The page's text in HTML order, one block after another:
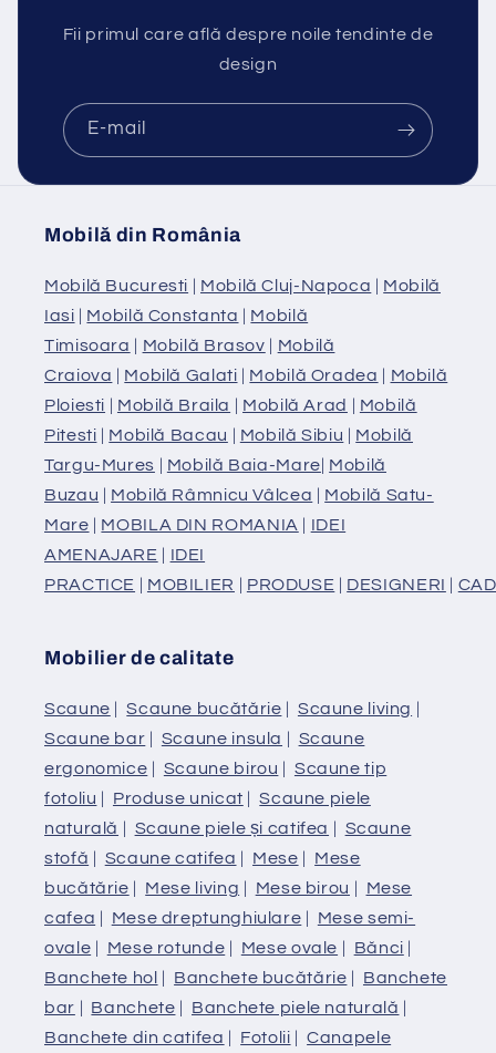
Fii primul care află despre noile tendinte de
design
E-mail
Mobilă din România
Mobilă Bucuresti | Mobilă Cluj-Napoca | Mobilă
Iasi | Mobilă Constanta | Mobilă
Timisoara | Mobilă Brasov | Mobilă
Craiova | Mobilă Galati | Mobilă Oradea | Mobilă
Ploiesti | Mobilă Braila | Mobilă Arad | Mobilă
Pitesti | Mobilă Bacau | Mobilă Sibiu | Mobilă
Targu-Mures | Mobilă Baia-Mare| Mobilă
Buzau | Mobilă Râmnicu Vâlcea | Mobilă Satu-
Mare | MOBILA DIN ROMANIA | IDEI
AMENAJARE | IDEI
PRACTICE | MOBILIER | PRODUSE | DESIGNERI |
Mobilier de calitate
Scaune |Scaune bucătărie | Scaune living |
Scaune bar | Scaune insula | Scaune
ergonomice | Scaune birou | Scaune tip
fotoliu | Produse unicat |Scaune piele
naturală | Scaune piele și catifea | Scaune
stofă | Scaune catifea | Mese | Mese
bucătărie | Mese living | Mese birou | Mese
cafea | Mese dreptunghiulare | Mese semi-
ovale | Mese rotunde | Mese ovale | Bănci |
Banchete hol | Banchete bucătărie | Banchete
bar | Banchete | Banchete piele naturală |
Banchete din catifea | Fotolii |Canapele